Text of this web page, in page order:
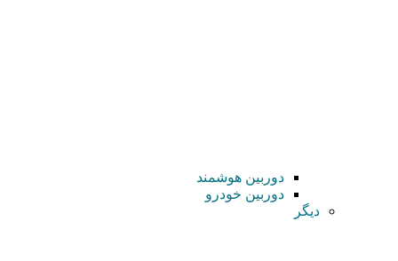
دوربین هوشمند
دوربین خودرو
دیگر